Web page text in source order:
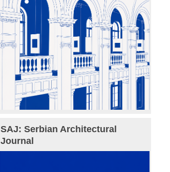
SAJ: Serbian Architectural
Journal